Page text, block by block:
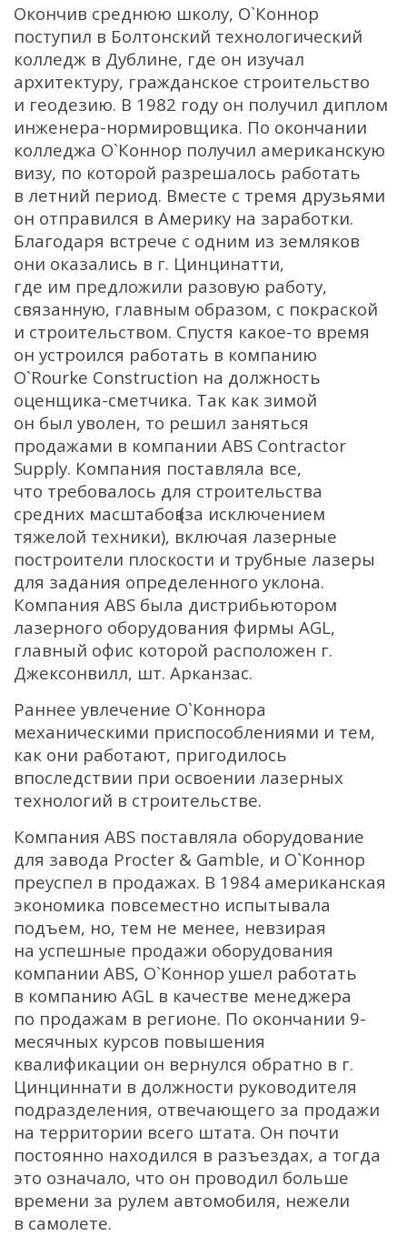
Окончив среднюю школу, О`Коннор
поступил в Болтонский технологический
колледж в Дублине, где он изучал
архитектуру, гражданское строительство
и геодезию. В 1982 году он получил диплом
инженера-нормировщика. По окончании
колледжа О`Коннор получил американскую
визу, по которой разрешалось работать
в летний период. Вместе с тремя друзьями
он отправился в Америку на заработки.
Благодаря встрече с одним из земляков
они оказались в г. Цинцинатти,
где им предложили разовую работу,
связанную, главным образом, с покраской
и строительством. Спустя какое-то время
он устроился работать в компанию
О`Rourke Construction на должность
оценщика-сметчика. Так как зимой
он был уволен, то решил заняться
продажами в компании ABS Contractor
Supply. Компания поставляла все,
что требовалось для строительства
средних масштабов
(за исключением
тяжелой техники), включая лазерные
построители плоскости и трубные лазеры
для задания определенного уклона.
Компания ABS была дистрибьютором
лазерного оборудования фирмы AGL,
главный офис которой расположен г.
Джексонвилл, шт. Арканзас.
Раннее увлечение О`Коннора
механическими приспособлениями и тем,
как они работают, пригодилось
впоследствии при освоении лазерных
технологий в строительстве.
Компания ABS поставляла оборудование
для завода Procter & Gamble, и О`Коннор
преуспел в продажах. В 1984 американская
экономика повсеместно испытывала
подъем, но, тем не менее, невзирая
на успешные продажи оборудования
компании ABS, О`Коннор ушел работать
в компанию AGL в качестве менеджера
по продажам в регионе. По окончании 9-
месячных курсов повышения
квалификации он вернулся обратно в г.
Цинциннати в должности руководителя
подразделения, отвечающего за продажи
на территории всего штата. Он почти
постоянно находился в разъездах, а тогда
это означало, что он проводил больше
времени за рулем автомобиля, нежели
в самолете.